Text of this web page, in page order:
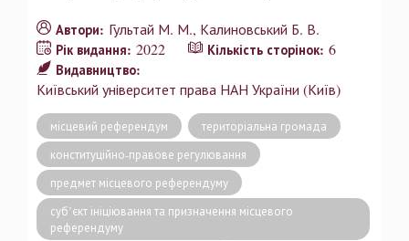
Автори: Гультай М. М. Калиновський Б. В.
Рік видання: 2022 Кількість сторінок: 6
Видавництво:
Київський університет права НАН України (Київ)
місцевий референдум
територіальна громада
конституційно-правове регулювання
предмет місцевого референдуму
суб’єкт ініціювання та призначення місцевого
референдуму